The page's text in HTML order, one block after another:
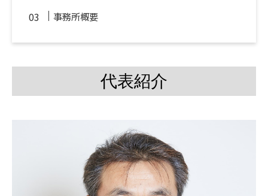
事務所概要
代表紹介